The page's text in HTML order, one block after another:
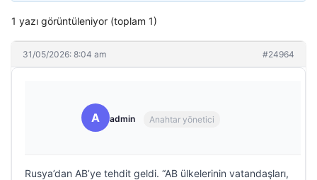
1 yazı görüntüleniyor (toplam 1)
31/05/2026: 8:04 am #24964
A admin Anahtar yönetici
Rusya’dan AB’ye tehdit geldi. “AB ülkelerinin vatandaşları,